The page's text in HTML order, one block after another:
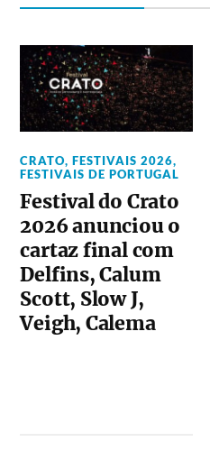
CRATO,FESTIVAIS 2026,
FESTIVAIS DE PORTUGAL
Festival do Crato
2026 anunciou o
cartaz final com
Delfins, Calum
Scott, Slow J,
Veigh, Calema